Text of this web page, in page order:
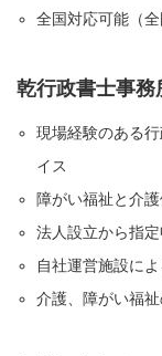
全国対応可能（全
乾行政書士事務
現場経験のある
イス
障がい福祉と介
法人設立から指
自社運営施設に
介護、障がい福